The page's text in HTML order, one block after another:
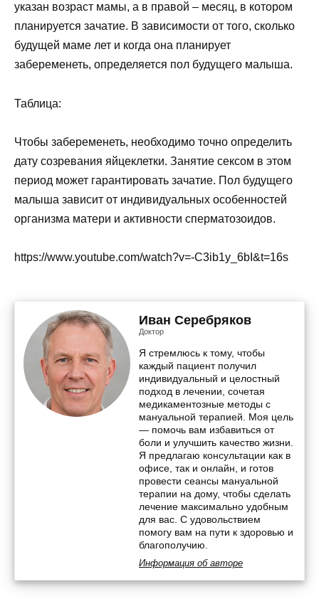
указан возраст мамы, а в правой – месяц, в котором
планируется зачатие. В зависимости от того, сколько
будущей маме лет и когда она планирует
забеременеть, определяется пол будущего малыша.
Таблица:
Чтобы забеременеть, необходимо точно определить
дату созревания яйцеклетки. Занятие сексом в этом
период может гарантировать зачатие. Пол будущего
малыша зависит от индивидуальных особенностей
организма матери и активности сперматозоидов.
https://www.youtube.com/watch?v=-C3ib1y_6bI&t=16s
Иван Серебряков
Доктор
Я стремлюсь к тому, чтобы
каждый пациент получил
индивидуальный и целостный
подход в лечении, сочетая
медикаментозные методы с
мануальной терапией. Моя цель
— помочь вам избавиться от
боли и улучшить качество жизни.
Я предлагаю консультации как в
офисе, так и онлайн, и готов
провести сеансы мануальной
терапии на дому, чтобы сделать
лечение максимально удобным
для вас. С удовольствием
помогу вам на пути к здоровью и
благополучию.
Информация об авторе